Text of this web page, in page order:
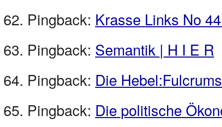
Pingback: Krasse Links No
Pingback: Semantik | H I E R
Pingback: Die
Pingback: Die politische